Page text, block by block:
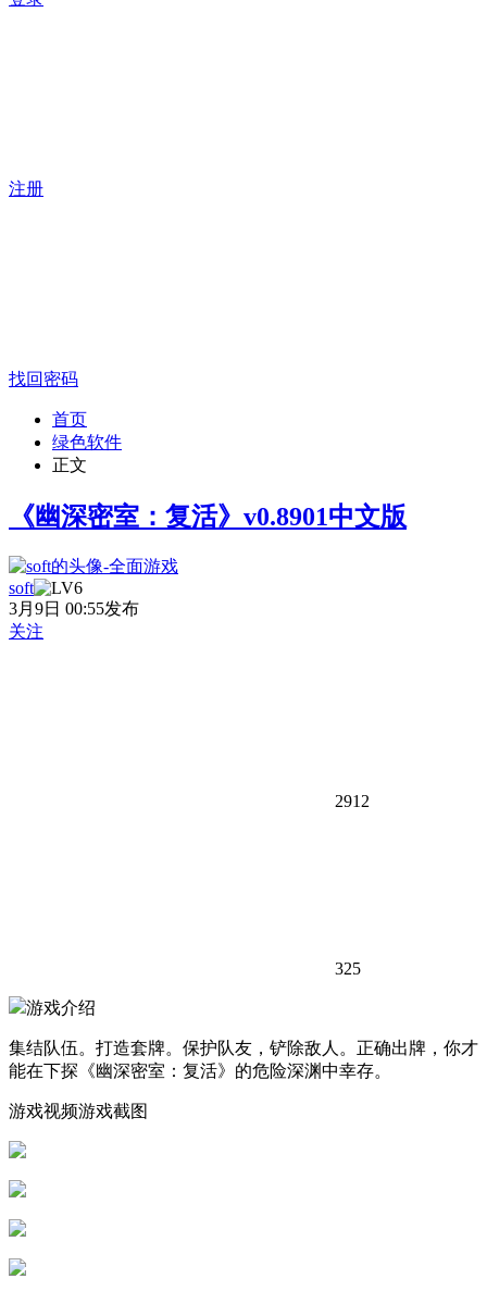
注册
找回密码
首页
绿色软件
正文
《幽深密室：复活》v0.8901中文版
soft
3月9日 00:55发布
关注
2912
325
游戏介绍
集结队伍。打造套牌。保护队友，铲除敌人。正确出牌，你才
能在下探《幽深密室：复活》的危险深渊中幸存。
游戏视频游戏截图